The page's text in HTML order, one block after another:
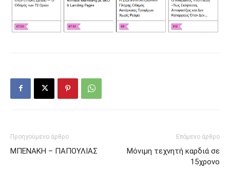
Προηγούμενο άρθρο
ΜΠΕΝΑΚΗ – ΠΑΠΟΥΛΙΑΣ
Επόμενο άρθρο
Μόνιμη τεχνητή καρδιά σε
15χρονο